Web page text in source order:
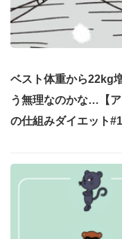
ベスト体重から22kg
う無理なのかな…【
の仕組みダイエット#1